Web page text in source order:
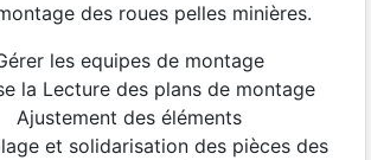
des roues pelles minières.
les equipes de montage
la Lecture des plans de montage
Ajustement des éléments
et solidarisation des pièces des